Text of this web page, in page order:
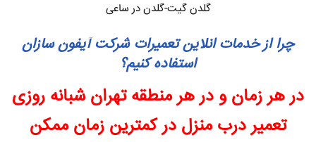
گلدن گیت-گلدن در ساعی
چرا از خدمات انلاین تعمیرات شرکت آیفون سازان
استفاده کنیم؟
در هر زمان و در هر منطقه تهران شبانه روزی
تعمیر درب منزل در کمترین زمان ممکن